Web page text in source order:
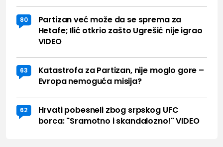
80
Partizan već može da se sprema za
Hetafe; Ilić otkrio zašto Ugrešić nije igrao
VIDEO
63
Katastrofa za Partizan, nije moglo gore –
Evropa nemoguća misija?
62
Hrvati pobesneli zbog srpskog UFC
borca: "Sramotno i skandalozno!" VIDEO